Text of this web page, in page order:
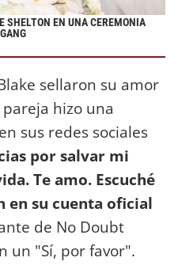
SHELTON EN UNA CEREMONIA
sellaron su amor
hizo una
sus redes sociales
por salvar mi
Te amo. Escuché
en su cuenta oficial
de No Doubt
un "Sí, por favor".